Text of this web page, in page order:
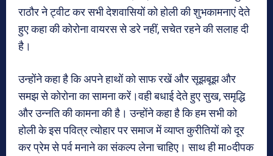
राठौर ने ट्वीट कर सभी देशवासियों को होली की शुभकामनाएं देते
हुए कहा की कोरोना वायरस से डरे नहीं, सचेत रहने की सलाह दी
है।
उन्होंने कहा है कि अपने हाथों को साफ रखें और सूझबूझ और
समझ से कोरोना का सामना करें।वही बधाई देते हुए सुख, समृद्धि
और उन्नति की कामना की है। उन्होंने कहा है कि हम सभी को
होली के इस पवित्र त्योहार पर समाज में व्याप्त कुरीतियों को दूर
कर प्रेम से पर्व मनाने का संकल्प लेना चाहिए। साथ ही मा०दीपक